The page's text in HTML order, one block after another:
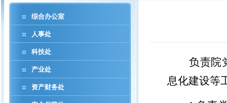
综合办公室
人事处
科技处
产业处
资产财务处
负责院
息化建设等